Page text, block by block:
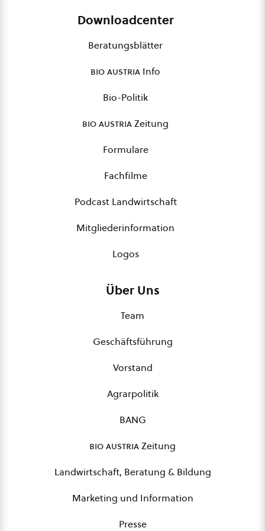
Downloadcenter
Beratungsblätter
bio austria Info
Bio-Politik
bio austriaZeitung
Formulare
Fachfilme
Podcast Landwirtschaft
Mitgliederinformation
Logos
Über Uns
Team
Geschäftsführung
Vorstand
Agrarpolitik
BANG
bio austriaZeitung
Landwirtschaft, Beratung & Bildung
Marketing und Information
Presse